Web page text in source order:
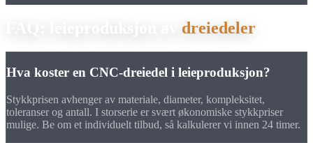
dreiedeler
Hva koster en CNC-dreiedel i leieproduksjon?
Stykkprisen avhenger av materiale, diameter, kompleksitet,
toleranser og antall. I storserie er svært økonomiske stykkpriser
mulige. Be om et individuelt tilbud, så kalkulerer vi innen 24 timer.